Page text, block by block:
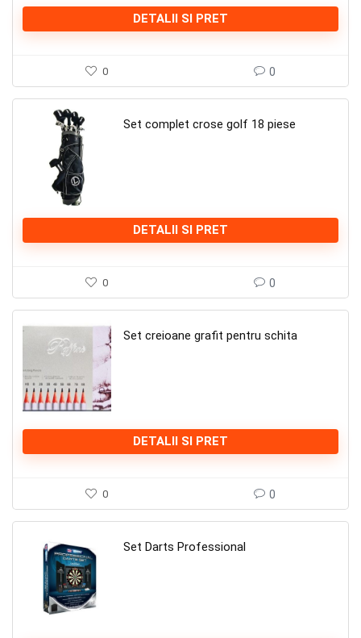
DETALII SI PRET
0 0
Set complet crose golf 18 piese
DETALII SI PRET
0 0
Set creioane grafit pentru schita
DETALII SI PRET
0 0
Set Darts Professional